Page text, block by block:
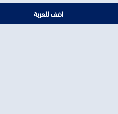
اضف للعربة